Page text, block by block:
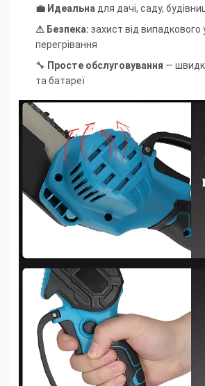
💼 Идеальна для дачі, саду,
⚠ Безпека: захист від випадкового
перегрівання
🔧 Просте обслуговування —
та батареї